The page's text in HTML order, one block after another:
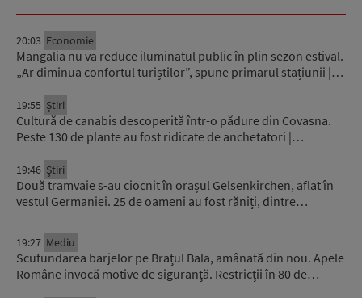
20:03 Economie
Mangalia nu va reduce iluminatul public în plin sezon estival.
„Ar diminua confortul turiștilor”, spune primarul stațiunii |…
19:55 Știri
Cultură de canabis descoperită într-o pădure din Covasna.
Peste 130 de plante au fost ridicate de anchetatori |…
19:46 Știri
Două tramvaie s-au ciocnit în orașul Gelsenkirchen, aflat în
vestul Germaniei. 25 de oameni au fost răniți, dintre…
19:27 Mediu
Scufundarea barjelor pe Brațul Bala, amânată din nou. Apele
Române invocă motive de siguranță. Restricții în 80 de…